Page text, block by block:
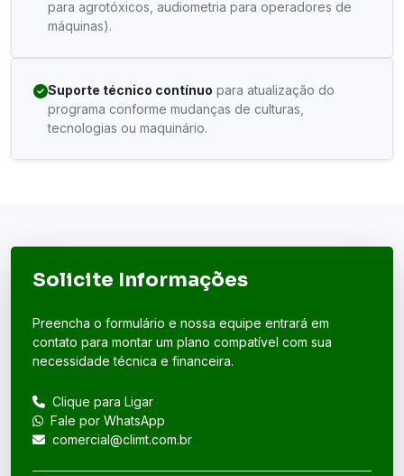
para agrotóxicos, audiometria para operadores de
máquinas).
Suporte técnico contínuo para atualização do
programa conforme mudanças de culturas,
tecnologias ou maquinário.
Solicite Informações
Preencha o formulário e nossa equipe entrará em
contato para montar um plano compatível com sua
necessidade técnica e financeira.
Clique para Ligar
Fale por WhatsApp
comercial@climt.com.br